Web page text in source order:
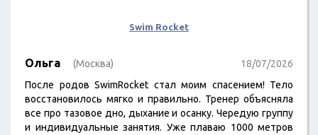
Swim Rocket
Ольга (Москва)
18/07/2026
После родов SwimRocket стал моим спасением! Тело
восстановилось мягко и правильно. Тренер объясняла
все про тазовое дно, дыхание и осанку. Чередую группу
и индивидуальные занятия. Уже плаваю 1000 метров